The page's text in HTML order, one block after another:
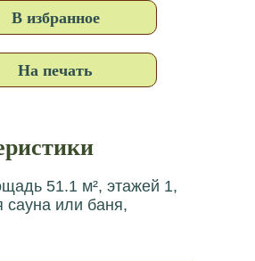
В избранное
На печать
51.1 м², этажей 1,
сауна или баня,